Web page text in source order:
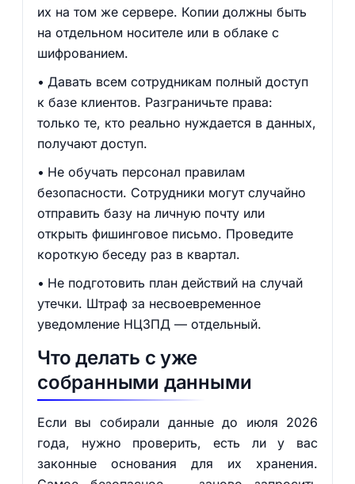
их на том же сервере. Копии должны быть
на отдельном носителе или в облаке с
шифрованием.
Давать всем сотрудникам полный доступ
к базе клиентов. Разграничьте права:
только те, кто реально нуждается в данных,
получают доступ.
Не обучать персонал правилам
безопасности. Сотрудники могут случайно
отправить базу на личную почту или
открыть фишинговое письмо. Проведите
короткую беседу раз в квартал.
Не подготовить план действий на случай
утечки. Штраф за несвоевременное
уведомление НЦЗПД — отдельный.
Что делать с уже
собранными данными
Если вы собирали данные до июля 2026
года, нужно проверить, есть ли у вас
законные основания для их хранения.